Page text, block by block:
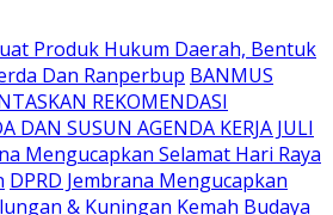
Produk Hukum Daerah, Bentuk
Dan Ranperbup BANMUS
REKOMENDASI
DAN SUSUN AGENDA KERJA JULI
Mengucapkan Selamat Hari Raya
DPRD Jembrana Mengucapkan
& Kuningan Kemah Budaya